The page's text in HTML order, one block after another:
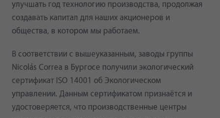
улучшать год технологию производства, продолжая
создавать капитал для наших акционеров и
общества, в котором мы работаем.
В соответствии с вышеуказанным, заводы группы
Nicolás Correa в Бургосе получили экологический
сертификат ISO 14001 об Экологическом
управлении. Данным сертификатом признаётся и
удостоверяется, что производственные центры